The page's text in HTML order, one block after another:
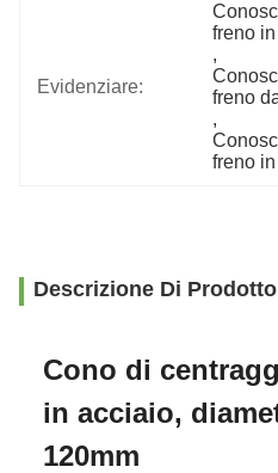
Evidenziare:
freno
,
freno
,
freno
Descrizione Di Prodotto
Cono di
in acciaio,
120mm